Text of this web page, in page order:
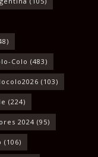
Colo (483)
(103)
(224)
2024 (95)
(106)